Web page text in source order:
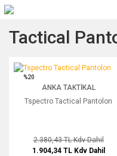
Tactical
Tspectro Tactical Pantolon
%20
ANKA TAKTIKAL
Tspectro Tactical Pantolon
2.380,43 TLKdv Dahil
1.904,34 TL Kdv Dahil